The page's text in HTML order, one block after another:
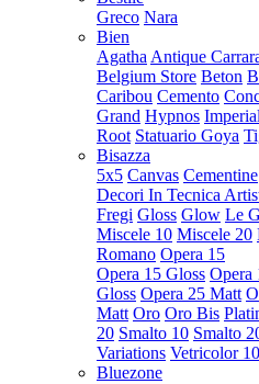
Greco Nara
Bien
Agatha Antique
Belgium Store Beton
Caribou Cemento
Grand Hypnos Imperial
Root Statuario Goya
Bisazza
5x5 Canvas Cementine
Decori In Tecnica
Fregi Gloss Glow Le
Miscele 10 Miscele 20
Romano Opera 15
Opera 15 Gloss Opera
Gloss Opera 25 Matt
Matt Oro Oro Bis
20 Smalto 10 Smalto
Variations Vetricolor 10
Bluezone